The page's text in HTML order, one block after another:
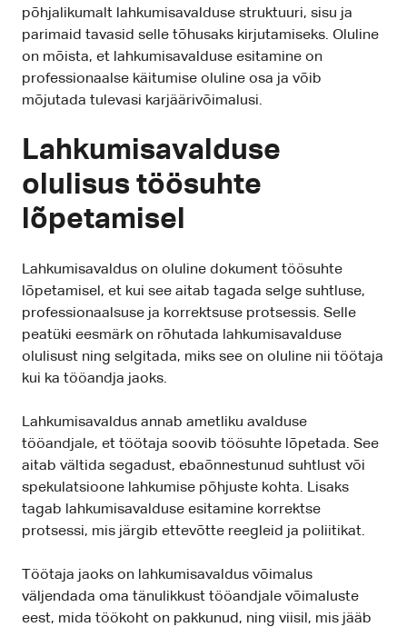
põhjalikumalt lahkumisavalduse struktuuri, sisu ja
parimaid tavasid selle tõhusaks kirjutamiseks. Oluline
on mõista, et lahkumisavalduse esitamine on
professionaalse käitumise oluline osa ja võib
mõjutada tulevasi karjäärivõimalusi.
Lahkumisavalduse
olulisus töösuhte
lõpetamisel
Lahkumisavaldus on oluline dokument töösuhte
lõpetamisel, et kui see aitab tagada selge suhtluse,
professionaalsuse ja korrektsuse protsessis. Selle
peatüki eesmärk on rõhutada lahkumisavalduse
olulisust ning selgitada, miks see on oluline nii töötaja
kui ka tööandja jaoks.
Lahkumisavaldus annab ametliku avalduse
tööandjale, et töötaja soovib töösuhte lõpetada. See
aitab vältida segadust, ebaõnnestunud suhtlust või
spekulatsioone lahkumise põhjuste kohta. Lisaks
tagab lahkumisavalduse esitamine korrektse
protsessi, mis järgib ettevõtte reegleid ja poliitikat.
Töötaja jaoks on lahkumisavaldus võimalus
väljendada oma tänulikkust tööandjale võimaluste
eest, mida töökoht on pakkunud, ning viisil, mis jääb